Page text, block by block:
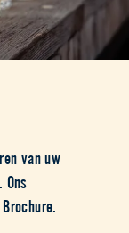
van uw